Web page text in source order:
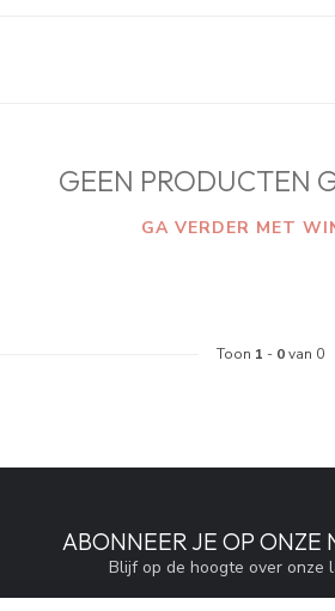
GEEN PRODUCTEN
GA VERDER MET
Toon 1 - 0van 0
ABONNEER JE OP ONZE
Blijf op de hoogte over onze